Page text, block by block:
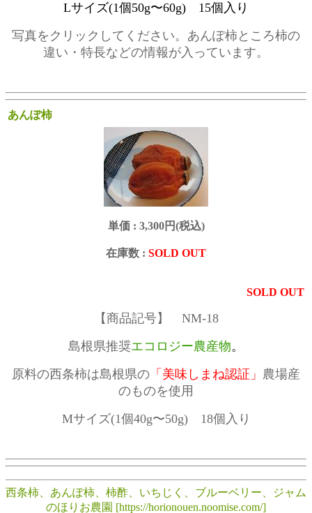
Lサイズ(1個50g〜60g) 15個入り
写真をクリックしてください。あんぽ柿ところ柿の
違い・特長などの情報が入っています。
あんぽ柿
単価 : 3,300円(税込)
在庫数 : SOLD OUT
SOLD OUT
【商品記号】 NM-18
島根県推奨エコロジー農産物。
原料の西条柿は島根県の 「美味しまね認証」 農場産
のものを使用
Mサイズ(1個40g〜50g) 18個入り
西条柿、あんぽ柿、柿酢、いちじく、ブルーベリー、ジャム
のほりお農園 [https://horionouen.noomise.com/]